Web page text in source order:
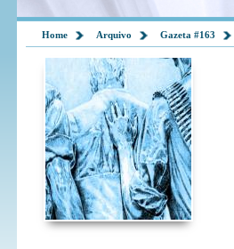
Home Arquivo Gazeta #163